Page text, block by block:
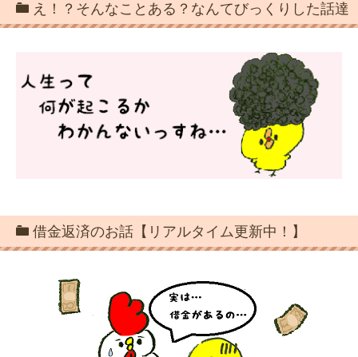
え！？そんなことある？なんてびっくりした話達
借金返済のお話【リアルタイム更新中！】